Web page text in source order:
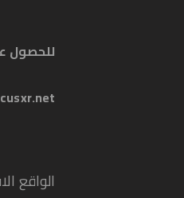
للحصول
الواقع